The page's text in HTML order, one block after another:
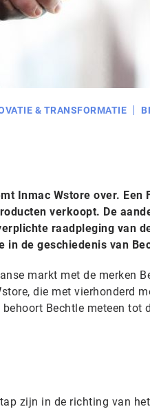
& TRANSFORMATIE
Inmac Wstore over. Een
verkoopt. De
raadpleging van
in de geschiedenis van
markt met de merken
die met vierhonderd
Bechtle meteen tot
zijn in de richting van